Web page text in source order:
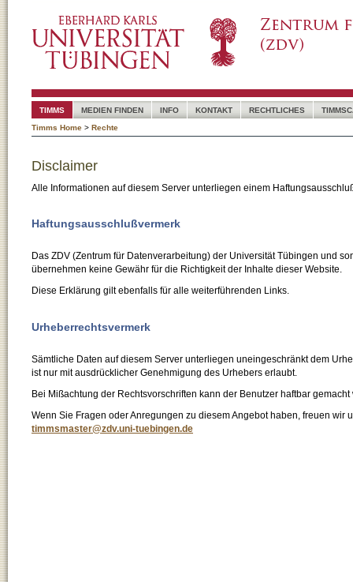
TIMMS MEDIEN FINDEN INFO KONTAKT RECHTLICHES
Timms Home > Rechte
Disclaimer
Alle Informationen auf diesem Server unterliegen einem
Haftungsausschlußvermerk
Das ZDV (Zentrum für Datenverarbeitung) der Universität Tübingen und
übernehmen keine Gewähr für die Richtigkeit der Inhalte dieser Website.
Diese Erklärung gilt ebenfalls für alle weiterführenden Links.
Urheberrechtsvermerk
Sämtliche Daten auf diesem Server unterliegen uneingeschränkt dem
ist nur mit ausdrücklicher Genehmigung des Urhebers erlaubt.
Bei Mißachtung der Rechtsvorschriften kann der Benutzer haftbar gemacht
Wenn Sie Fragen oder Anregungen zu diesem Angebot haben, freuen wir
timmsmaster@zdv.uni-tuebingen.de